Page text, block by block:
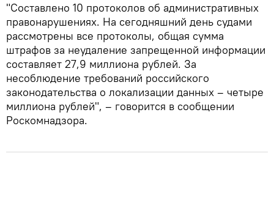
"Составлено 10 протоколов об административных
правонарушениях. На сегодняшний день судами
рассмотрены все протоколы, общая сумма
штрафов за неудаление запрещенной информации
составляет 27,9 миллиона рублей. За
несоблюдение требований российского
законодательства о локализации данных – четыре
миллиона рублей", – говорится в сообщении
Роскомнадзора.